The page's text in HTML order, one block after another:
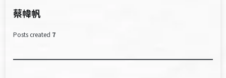
蔡幃帆
Posts created 7